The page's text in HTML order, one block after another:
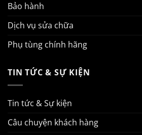
Bảo hành
Dịch vụ sửa chữa
Phụ tùng chính hãng
TIN TỨC & SỰ KIỆN
Tin tức & Sự kiện
Câu chuyện khách hàng